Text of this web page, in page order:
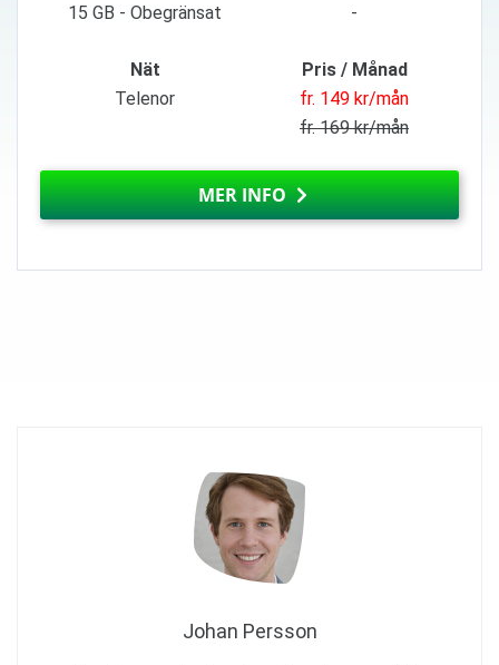
15 GB - Obegränsat
-
Nät
Telenor
Pris / Månad
fr. 149 kr/mån
fr. 169 kr/mån
MER INFO
Johan Persson